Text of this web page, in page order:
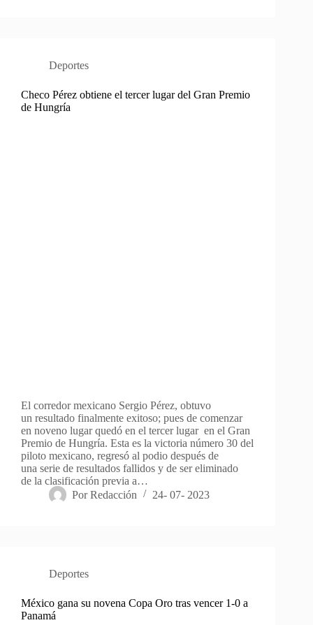
Deportes
Checo Pérez obtiene el tercer lugar del Gran Premio
de Hungría
El corredor mexicano Sergio Pérez, obtuvo
un resultado finalmente exitoso; pues de comenzar
en noveno lugar quedó en el tercer lugar en el Gran
Premio de Hungría. Esta es la victoria número 30 del
piloto mexicano, regresó al podio después de
una serie de resultados fallidos y de ser eliminado
de la clasificación previa a…
Por Redacción 24- 07- 2023
Deportes
México gana su novena Copa Oro tras vencer 1-0 a
Panamá